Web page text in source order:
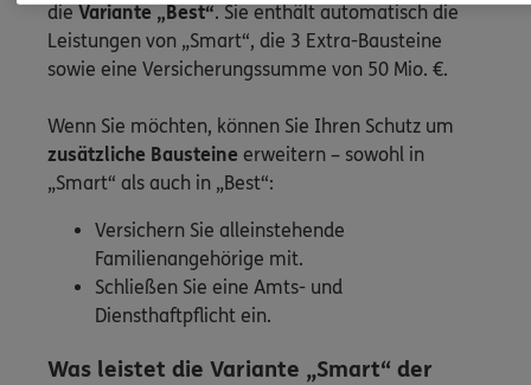
die Variante „Best“. Sie enthält automatisch die
Leistungen von „Smart“, die 3 Extra-Bausteine
sowie eine Versicherungssumme von 50 Mio. €.
Wenn Sie möchten, können Sie Ihren Schutz um
zusätzliche Bausteine erweitern – sowohl in
„Smart“ als auch in „Best“:
Versichern Sie alleinstehende
Familienangehörige mit.
Schließen Sie eine Amts- und
Diensthaftpflicht ein.
Was leistet die Variante „Smart“ der